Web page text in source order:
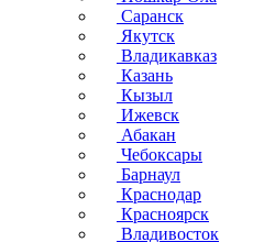
Саранск
Якутск
Владикавказ
Казань
Кызыл
Ижевск
Абакан
Чебоксары
Барнаул
Краснодар
Красноярск
Владивосток